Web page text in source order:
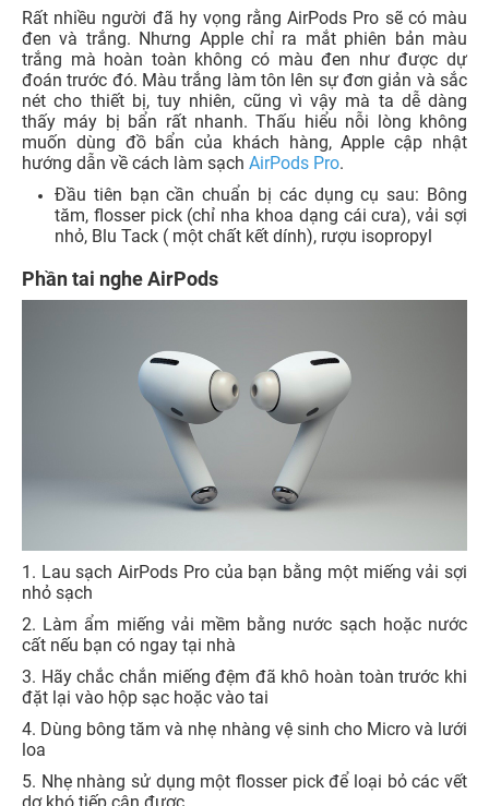
Rất nhiều người đã hy vọng rằng AirPods Pro sẽ có màu
đen và trắng. Nhưng Apple chỉ ra mắt phiên bản màu
trắng mà hoàn toàn không có màu đen như được dự
đoán trước đó. Màu trắng làm tôn lên sự đơn giản và sắc
nét cho thiết bị, tuy nhiên, cũng vì vậy mà ta dễ dàng
thấy máy bị bẩn rất nhanh. Thấu hiểu nỗi lòng không
muốn dùng đồ bẩn của khách hàng, Apple cập nhật
hướng dẫn về cách làm sạch AirPods Pro.
Đầu tiên bạn cần chuẩn bị các dụng cụ sau: Bông
tăm, flosser pick (chỉ nha khoa dạng cái cưa), vải sợi
nhỏ, Blu Tack ( một chất kết dính), rượu isopropyl
Phần tai nghe AirPods
1. Lau sạch AirPods Pro của bạn bằng một miếng vải sợi
nhỏ sạch
2. Làm ẩm miếng vải mềm bằng nước sạch hoặc nước
cất nếu bạn có ngay tại nhà
3. Hãy chắc chắn miếng đệm đã khô hoàn toàn trước khi
đặt lại vào hộp sạc hoặc vào tai
4. Dùng bông tăm và nhẹ nhàng vệ sinh cho Micro và lưới
loa
5. Nhẹ nhàng sử dụng một flosser pick để loại bỏ các vết
dơ khó tiếp cận được